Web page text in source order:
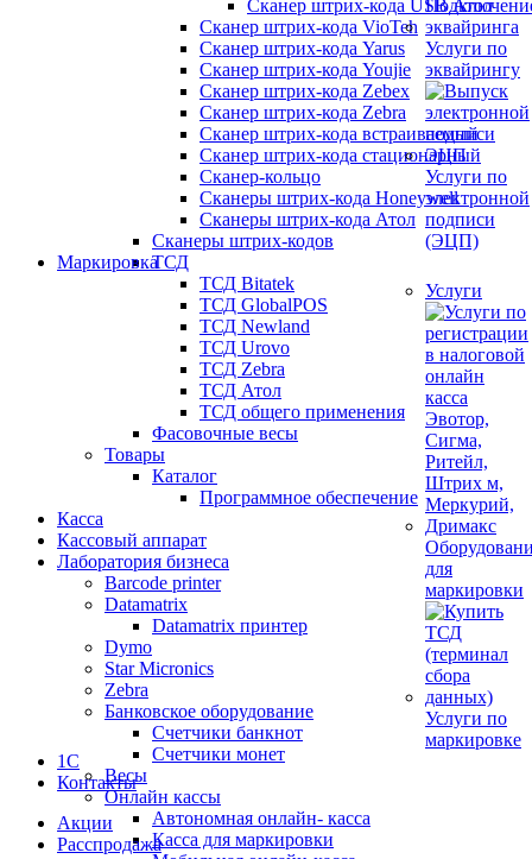
Сканер штрих-кода USB Атол
Сканер штрих-кода VioTeh
Сканер штрих-кода Yarus
Сканер штрих-кода Youjie
Сканер штрих-кода Zebex
Сканер штрих-кода Zebra
Сканер штрих-кода встраиваемый
Сканер штрих-кода стационарный
Сканер-кольцо
Сканеры штрих-кода Honeywell
Сканеры штрих-кода Атол
Сканеры штрих-кодов
ТСД
ТСД Bitatek
ТСД GlobalPOS
ТСД Newland
ТСД Urovo
ТСД Zebra
ТСД Атол
ТСД общего применения
Фасовочные весы
Товары
Каталог
Программное обеспечение
Касса
Кассовый аппарат
Лаборатория бизнеса
Barcode printer
Datamatrix
Datamatrix принтер
Dymo
Star Micronics
Zebra
Банковское оборудование
Счетчики банкнот
Счетчики монет
Весы
Онлайн кассы
Автономная онлайн- касса
Касса для маркировки
Услуги по
эквайрингу
Услуги по
электронной
подписи
(ЭЦП)
Маркировка
Услуги
для
маркировки
Услуги по
маркировке
1С
Контакты
Акции
Расспродажа